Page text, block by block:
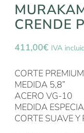
CRENDE
411,00€ IVA
CORTE PREMIUM
MEDIDA 5,8”
ACERO VG-10
MEDIDA
CORTE SUAVE Y